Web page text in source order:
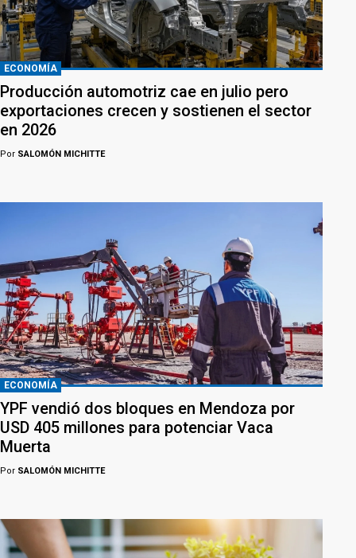
ECONOMÍA
Producción automotriz cae en julio pero
exportaciones crecen y sostienen el sector
en 2026
Por SALOMÓN MICHITTE
ECONOMÍA
YPF vendió dos bloques en Mendoza por
USD 405 millones para potenciar Vaca
Muerta
Por SALOMÓN MICHITTE